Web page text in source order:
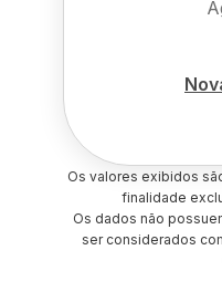
Os valores exibidos
finalidade
Os dados não
ser considerados